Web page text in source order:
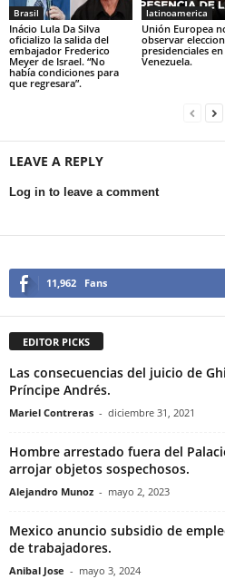
Brasil
Inácio Lula Da Silva
oficializo la salida del
embajador Frederico
Meyer de Israel. “No
había condiciones para
que regresara”.
latinoamerica
Unión Europea
observar
presidenciales en
Venezuela.
LEAVE A REPLY
Log in to leave a comment
11,962 Fans
EDITOR PICKS
Las consecuencias del juicio de
Príncipe Andrés.
Mariel Contreras - diciembre 31, 2021
Hombre arrestado fuera del
arrojar objetos sospechosos.
Alejandro Munoz - mayo 2, 2023
Mexico anuncio subsidio de
de trabajadores.
Anibal Jose - mayo 3, 2024